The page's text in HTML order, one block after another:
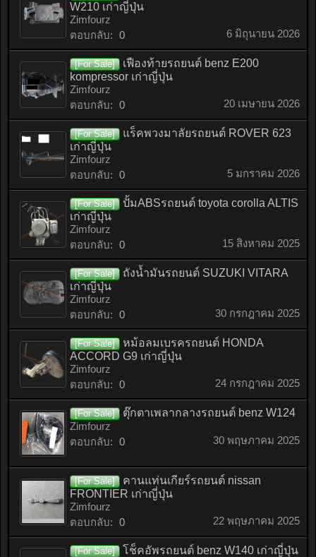
W210 เก่าญี่ปุ่น
Zimfourz
ตอบกลับ: 0 6 มิถุนายน 2026
[For Sale]
เฟืองท้ายรถยนต์ benz E200
kompressor เก่าญี่ปุ่น
Zimfourz
ตอบกลับ: 0 20 เมษายน 2026
[For Sale]
แร็คพวงมาลัยรถยนต์ ROVER 623
เก่าญี่ปุ่น
Zimfourz
ตอบกลับ: 0 5 มกราคม 2026
[For Sale]
ปั้มABSรถยนต์ toyota corolla ALTIS
เก่าญี่ปุ่น
Zimfourz
ตอบกลับ: 0 15 สิงหาคม 2025
[For Sale]
ถังน้ำมันรถยนต์ SUZUKI VITARA
เก่าญี่ปุ่น
Zimfourz
ตอบกลับ: 0 30 กรกฎาคม 2025
[For Sale]
หม้อลมเบรครถยนต์ HONDA
ACCORD G9 เก่าญี่ปุ่น
Zimfourz
ตอบกลับ: 0 24 กรกฎาคม 2025
[For Sale]
ตุ๊กตาเพลากลางรถยนต์ benz W124
Zimfourz
ตอบกลับ: 0 30 พฤษภาคม 2025
[For Sale]
คานแท่นเกียร์รถยนต์ nissan
FRONTIER เก่าญี่ปุ่น
Zimfourz
ตอบกลับ: 0 22 พฤษภาคม 2025
[For Sale]
โช็คอัพรถยนต์ benz W140 เก่าญี่ปุ่น